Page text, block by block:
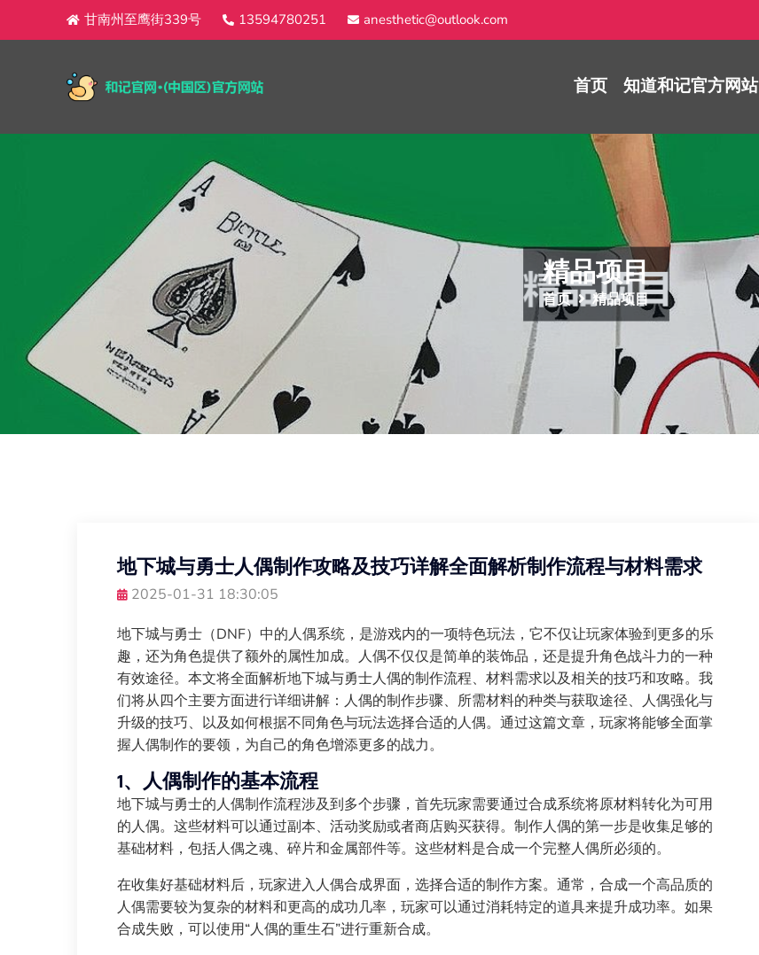
甘南州至鹰街339号 13594780251 anesthetic@outlook.com
首页 知道和记官方网站
精品项目
首页 精品项目
地下城与勇士人偶制作攻略及技巧详解全面解析制作流程与材料需求
2025-01-31 18:30:05
地下城与勇士（DNF）中的人偶系统，是游戏内的一项特色玩法，它不仅让玩家体验到更多的乐
趣，还为角色提供了额外的属性加成。人偶不仅仅是简单的装饰品，还是提升角色战斗力的一种
有效途径。本文将全面解析地下城与勇士人偶的制作流程、材料需求以及相关的技巧和攻略。我
们将从四个主要方面进行详细讲解：人偶的制作步骤、所需材料的种类与获取途径、人偶强化与
升级的技巧、以及如何根据不同角色与玩法选择合适的人偶。通过这篇文章，玩家将能够全面掌
握人偶制作的要领，为自己的角色增添更多的战力。
1、人偶制作的基本流程
地下城与勇士的人偶制作流程涉及到多个步骤，首先玩家需要通过合成系统将原材料转化为可用
的人偶。这些材料可以通过副本、活动奖励或者商店购买获得。制作人偶的第一步是收集足够的
基础材料，包括人偶之魂、碎片和金属部件等。这些材料是合成一个完整人偶所必须的。
在收集好基础材料后，玩家进入人偶合成界面，选择合适的制作方案。通常，合成一个高品质的
人偶需要较为复杂的材料和更高的成功几率，玩家可以通过消耗特定的道具来提升成功率。如果
合成失败，可以使用“人偶的重生石”进行重新合成。